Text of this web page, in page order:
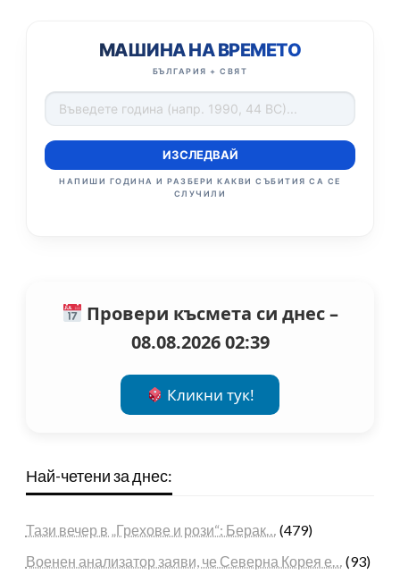
МАШИНА НА ВРЕМЕТО
БЪЛГАРИЯ + СВЯТ
ИЗСЛЕДВАЙ
НАПИШИ ГОДИНА И РАЗБЕРИ КАКВИ СЪБИТИЯ СА СЕ
СЛУЧИЛИ
Провери късмета си днес –
08.08.2026 02:39
Кликни тук!
Най-четени за днес:
Тази вечер в „Грехове и рози“: Берак… (479)
Военен анализатор заяви, че Северна Корея е… (93)